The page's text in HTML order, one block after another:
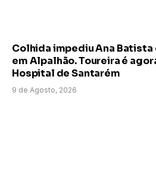
Colhida impediu Ana
em Alpalhão. Toureira é
Hospital de Santarém
9 de Agosto, 2026